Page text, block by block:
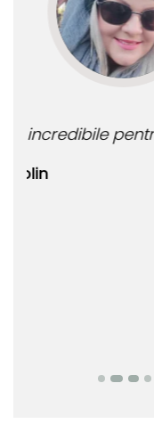
Bianca Manea-
Bijuteria